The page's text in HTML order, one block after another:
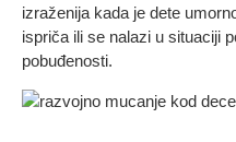
izraženija kada je dete
ispriča ili se nalazi u situaciji
pobuđenosti.